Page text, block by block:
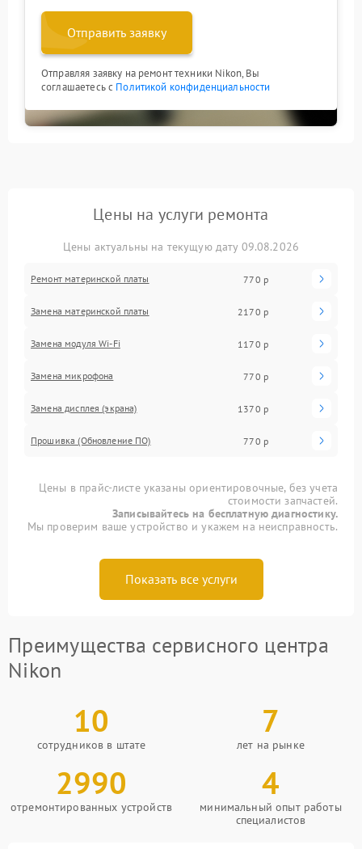
Отправить заявку
Отправляя заявку на ремонт техники Nikon, Вы
соглашаетесь с Политикой конфиденциальности
Цены на услуги ремонта
Цены актуальны на текущую дату 09.08.2026
Ремонт материнской платы 770 р
Замена материнской платы 2170 р
Замена модуля Wi-Fi 1170 р
Замена микрофона 770 р
Замена дисплея (экрана) 1370 р
Прошивка (Обновление ПО) 770 р
Цены в прайс-листе указаны ориентировочные, без учета
стоимости запчастей.
Записывайтесь на бесплатную диагностику.
Мы проверим ваше устройство и укажем на неисправность.
Показать все услуги
Преимущества сервисного центра
Nikon
10
сотрудников в штате
7
лет на рынке
2990
отремонтированных устройств
4
минимальный опыт работы
специалистов